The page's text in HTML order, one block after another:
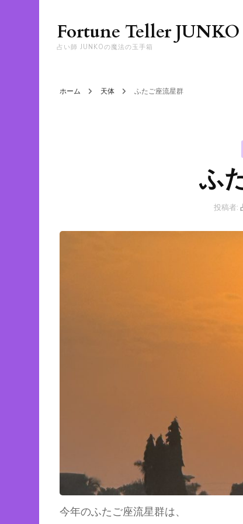
Fortune Teller JUNKO
占い師 JUNKOの魔法の玉手箱
ホーム 天体 ふたご座流星群
ふ
投稿者:
今年のふたご座流星群は、